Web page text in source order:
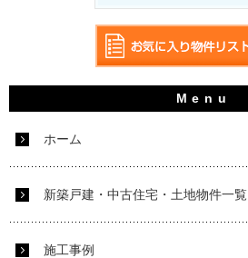
ホーム
新築戸建・中古住宅・土地物件一覧
施工事例